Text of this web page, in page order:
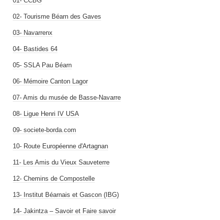
02- Tourisme Béarn des Gaves
03- Navarrenx
04- Bastides 64
05- SSLA Pau Béarn
06- Mémoire Canton Lagor
07- Amis du musée de Basse-Navarre
08- Ligue Henri IV USA
09- societe-borda.com
10- Route Européenne d'Artagnan
11- Les Amis du Vieux Sauveterre
12- Chemins de Compostelle
13- Institut Béarnais et Gascon (IBG)
14- Jakintza – Savoir et Faire savoir